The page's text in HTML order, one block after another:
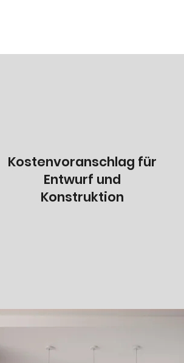
Kostenvoranschlag für
Entwurf und
Konstruktion